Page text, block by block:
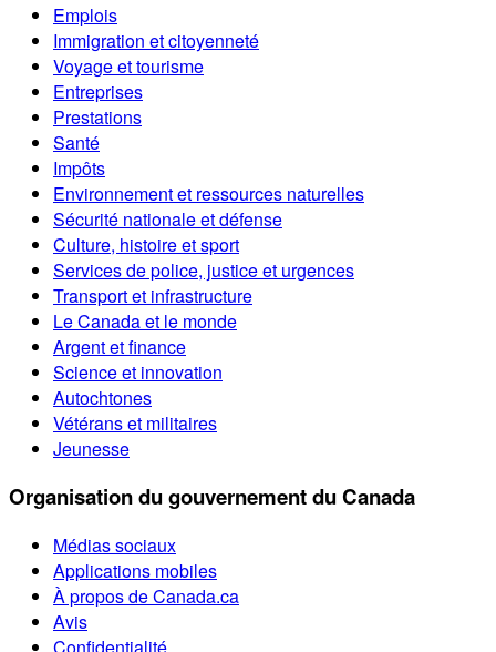
Emplois
Immigration et citoyenneté
Voyage et tourisme
Entreprises
Prestations
Santé
Impôts
Environnement et ressources naturelles
Sécurité nationale et défense
Culture, histoire et sport
Services de police, justice et urgences
Transport et infrastructure
Le Canada et le monde
Argent et finance
Science et innovation
Autochtones
Vétérans et militaires
Jeunesse
Organisation du gouvernement du Canada
Médias sociaux
Applications mobiles
À propos de Canada.ca
Avis